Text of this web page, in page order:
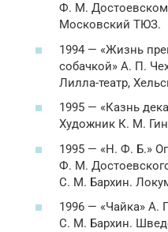
Ф. М.
Московский ТЮЗ.
1994 — «Жизнь
собачкой» А. П.
Лилла-театр,
1995 — «Казнь
Художник К. М.
1995 — «Н. Ф. Б.»
Ф. М.
С. М. Бархин.
1996 — «Чайка» А.
С. М. Бархин.